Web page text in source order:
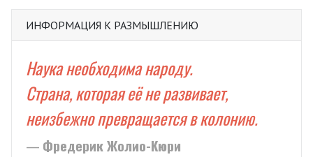
ИНФОРМАЦИЯ К РАЗМЫШЛЕНИЮ
Наука необходима народу.
Страна, которая её не развивает,
неизбежно превращается в колонию.
Фредерик Жолио-Кюри